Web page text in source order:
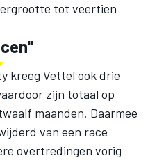
tot veertien
kreeg Vettel ook drie
zijn totaal op
maanden. Daarmee
van een race
overtredingen vorig